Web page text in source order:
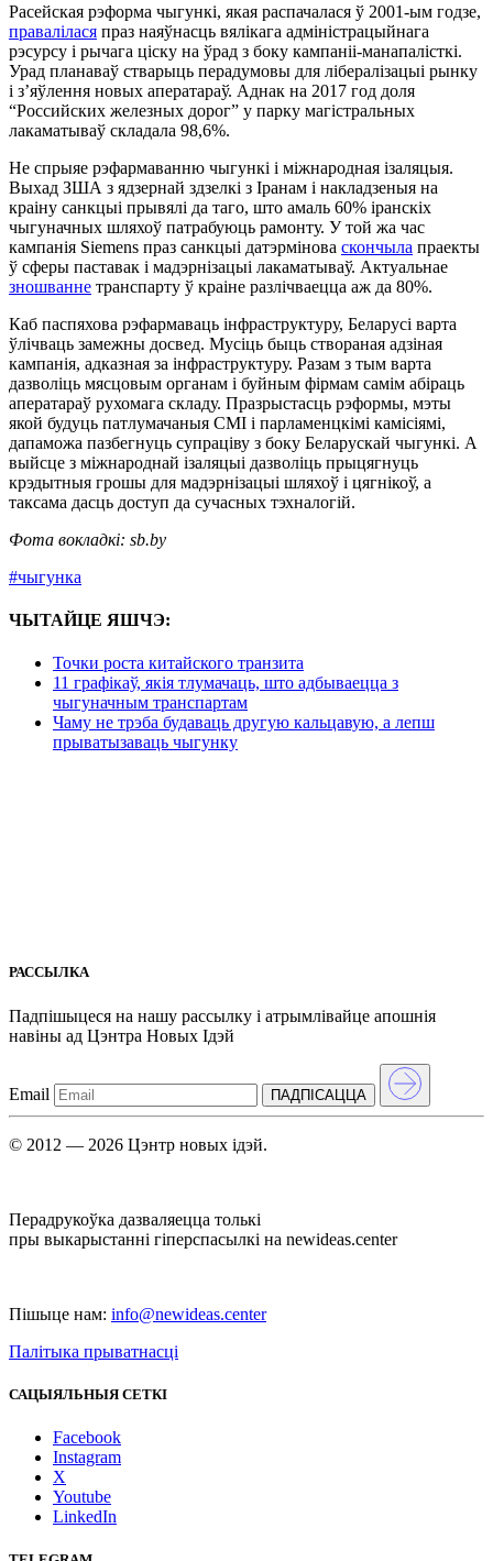
Расейская рэформа чыгункі, якая распачалася ў 2001-ым годзе,
правалілася праз наяўнасць вялікага адміністрацыйнага
рэсурсу і рычага ціску на ўрад з боку кампаніі-манапалісткі.
Урад планаваў стварыць перадумовы для лібералізацыі рынку
і з’яўлення новых аператараў. Аднак на 2017 год доля
“Российских железных дорог” у парку магістральных
лакаматываў складала 98,6%.
Не спрыяе рэфармаванню чыгункі і міжнародная ізаляцыя.
Выхад ЗША з ядзернай здзелкі з Іранам і накладзеныя на
краіну санкцыі прывялі да таго, што амаль 60% іранскіх
чыгуначных шляхоў патрабуюць рамонту. У той жа час
кампанія Siemens праз санкцыі датэрмінова скончыла праекты
ў сферы паставак і мадэрнізацыі лакаматываў. Актуальнае
зношванне транспарту ў краіне разлічваецца аж да 80%.
Каб паспяхова рэфармаваць інфраструктуру, Беларусі варта
ўлічваць замежны досвед. Мусіць быць створаная адзіная
кампанія, адказная за інфраструктуру. Разам з тым варта
дазволіць мясцовым органам і буйным фірмам самім абіраць
аператараў рухомага складу. Празрыстасць рэформы, мэты
якой будуць патлумачаныя СМІ і парламенцкімі камісіямі,
дапаможа пазбегнуць супраціву з боку Беларускай чыгункі. А
выйсце з міжнароднай ізаляцыі дазволіць прыцягнуць
крэдытныя грошы для мадэрнізацыі шляхоў і цягнікоў, а
таксама дасць доступ да сучасных тэхналогій.
Фота вокладкі: sb.by
#чыгунка
ЧЫТАЙЦЕ ЯШЧЭ:
Точки роста китайского транзита
11 графікаў, якія тлумачаць, што адбываецца з
чыгуначным транспартам
Чаму не трэба будаваць другую кальцавую, а лепш
прыватызаваць чыгунку
РАССЫЛКА
Падпішыцеся на нашу рассылкy і атрымлівайце апошнія
навіны ад Цэнтра Новых Iдэй
Email ПАДПIСАЦЦА
© 2012 — 2026 Цэнтр новых ідэй.
Перадрукоўка дазваляецца толькі
пры выкарыстанні гіперспасылкі на newideas.center
Пішыце нам: info@newideas.center
Палітыка прыватнасці
САЦЫЯЛЬНЫЯ СЕТКІ
Facebook
Instagram
X
Youtube
LinkedIn